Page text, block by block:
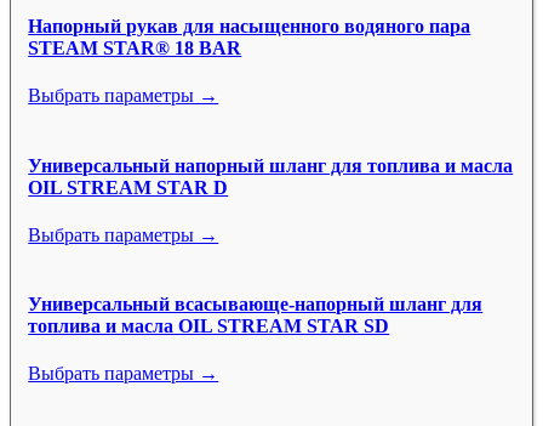
Напорный рукав для насыщенного водяного пара
STEAM STAR® 18 BAR
Выбрать параметры →
Универсальный напорный шланг для топлива и масла
OIL STREAM STAR D
Выбрать параметры →
Универсальный всасывающе-напорный шланг для
топлива и масла OIL STREAM STAR SD
Выбрать параметры →